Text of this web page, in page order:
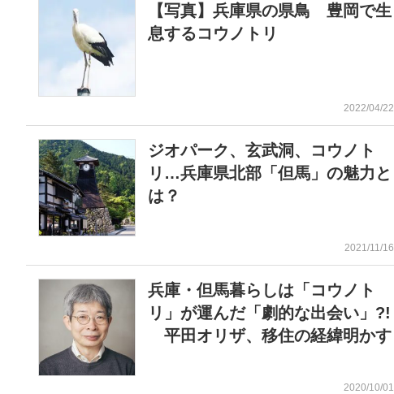
【写真】兵庫県の県鳥 豊岡で生
息するコウノトリ
2022/04/22
ジオパーク、玄武洞、コウノト
リ…兵庫県北部「但馬」の魅力と
は？
2021/11/16
兵庫・但馬暮らしは「コウノト
リ」が運んだ「劇的な出会い」?!
平田オリザ、移住の経緯明かす
2020/10/01